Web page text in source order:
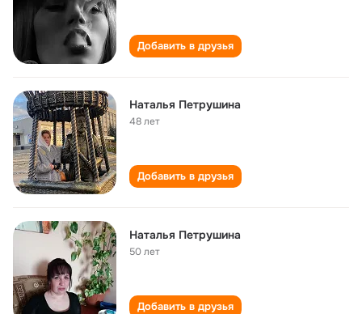
Добавить в друзья
Наталья Петрушина
48 лет
Добавить в друзья
Наталья Петрушина
50 лет
Добавить в друзья